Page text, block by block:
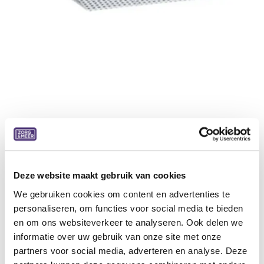
Deze website maakt gebruik van cookies
We gebruiken cookies om content en advertenties te
personaliseren, om functies voor social media te bieden
en om ons websiteverkeer te analyseren. Ook delen we
informatie over uw gebruik van onze site met onze
partners voor social media, adverteren en analyse. Deze
Oprijsysteem excellent ramp kit 4
Met deze aanpasbare oprijplaat kan je bijna elke hindernis
geschikte type oprijplaat.
Ideale oprijplaat voor lage drempels
Bestaat uit verschillende lagen kunststof
Beschikbaar in verschillende kits per drempelhoogte
Eenvoudig aanpasbaar
Formaat Lengte: Van 10.8cm tot 16.3cm breedte 75cm